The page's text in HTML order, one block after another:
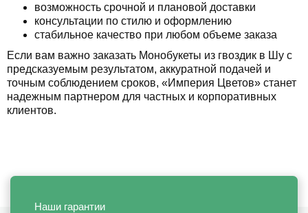
возможность срочной и плановой доставки
консультации по стилю и оформлению
стабильное качество при любом объеме заказа
Если вам важно заказать Монобукеты из гвоздик в Шу с
предсказуемым результатом, аккуратной подачей и
точным соблюдением сроков, «Империя Цветов» станет
надежным партнером для частных и корпоративных
клиентов.
Наши гарантии